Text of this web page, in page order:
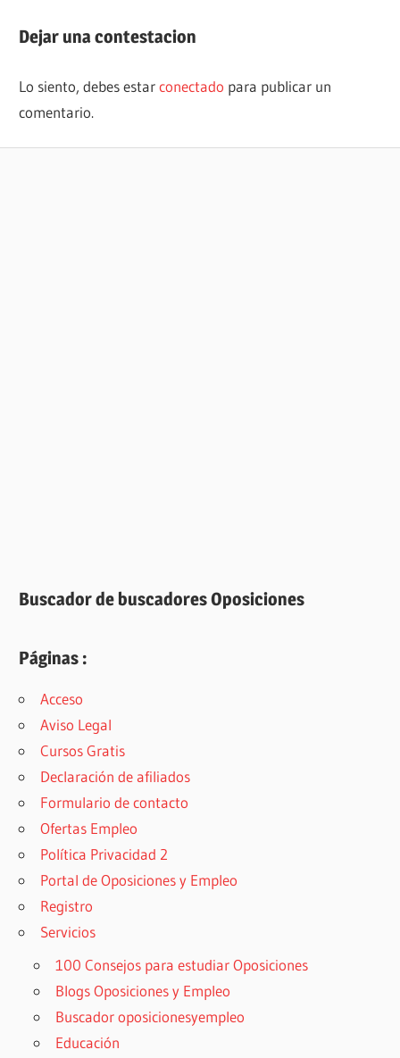
Dejar una contestacion
Lo siento, debes estarconectado para publicar un
comentario.
Buscador de buscadores Oposiciones
Páginas :
Acceso
Aviso Legal
Cursos Gratis
Declaración de afiliados
Formulario de contacto
Ofertas Empleo
Política Privacidad 2
Portal de Oposiciones y Empleo
Registro
Servicios
100 Consejos para estudiar Oposiciones
Blogs Oposiciones y Empleo
Buscador oposicionesyempleo
Educación